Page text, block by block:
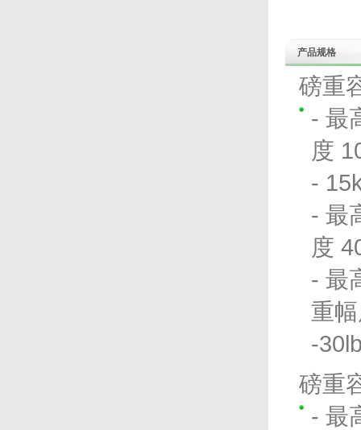
产品规格
磅重
- 最
度
-
- 最
度
- 最
重
-
磅重
- 最